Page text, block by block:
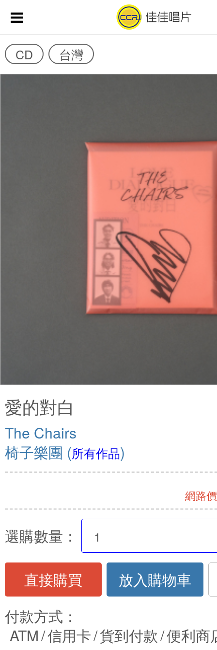
CD 台灣
愛的對白
The Chairs
椅子樂團 (所有作品)
網路
選購數量：
直接購買
放入購物車
付款方式：
ATM/信用卡/貨到付款/便利商